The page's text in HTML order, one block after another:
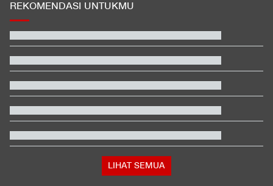
REKOMENDASI UNTUKMU
Daftar Peraih Penghargaan Piala Presiden 2026: Rivera Pemain
Terbaik
Video Mesum 'Yang Wis Yang' Banyuwangi, Pemeran Pria Jadi
Tersangka
Satu Pemain Thailand Tewas Disambar Petir, 8 Orang Luka-
Total 995 Senpi Ditemukan di Gedung Yayasan Sekolah Pondok
Pinang
Kabar Bahagia Bulutangkis Indonesia, Leo-Indah Sah Menikah